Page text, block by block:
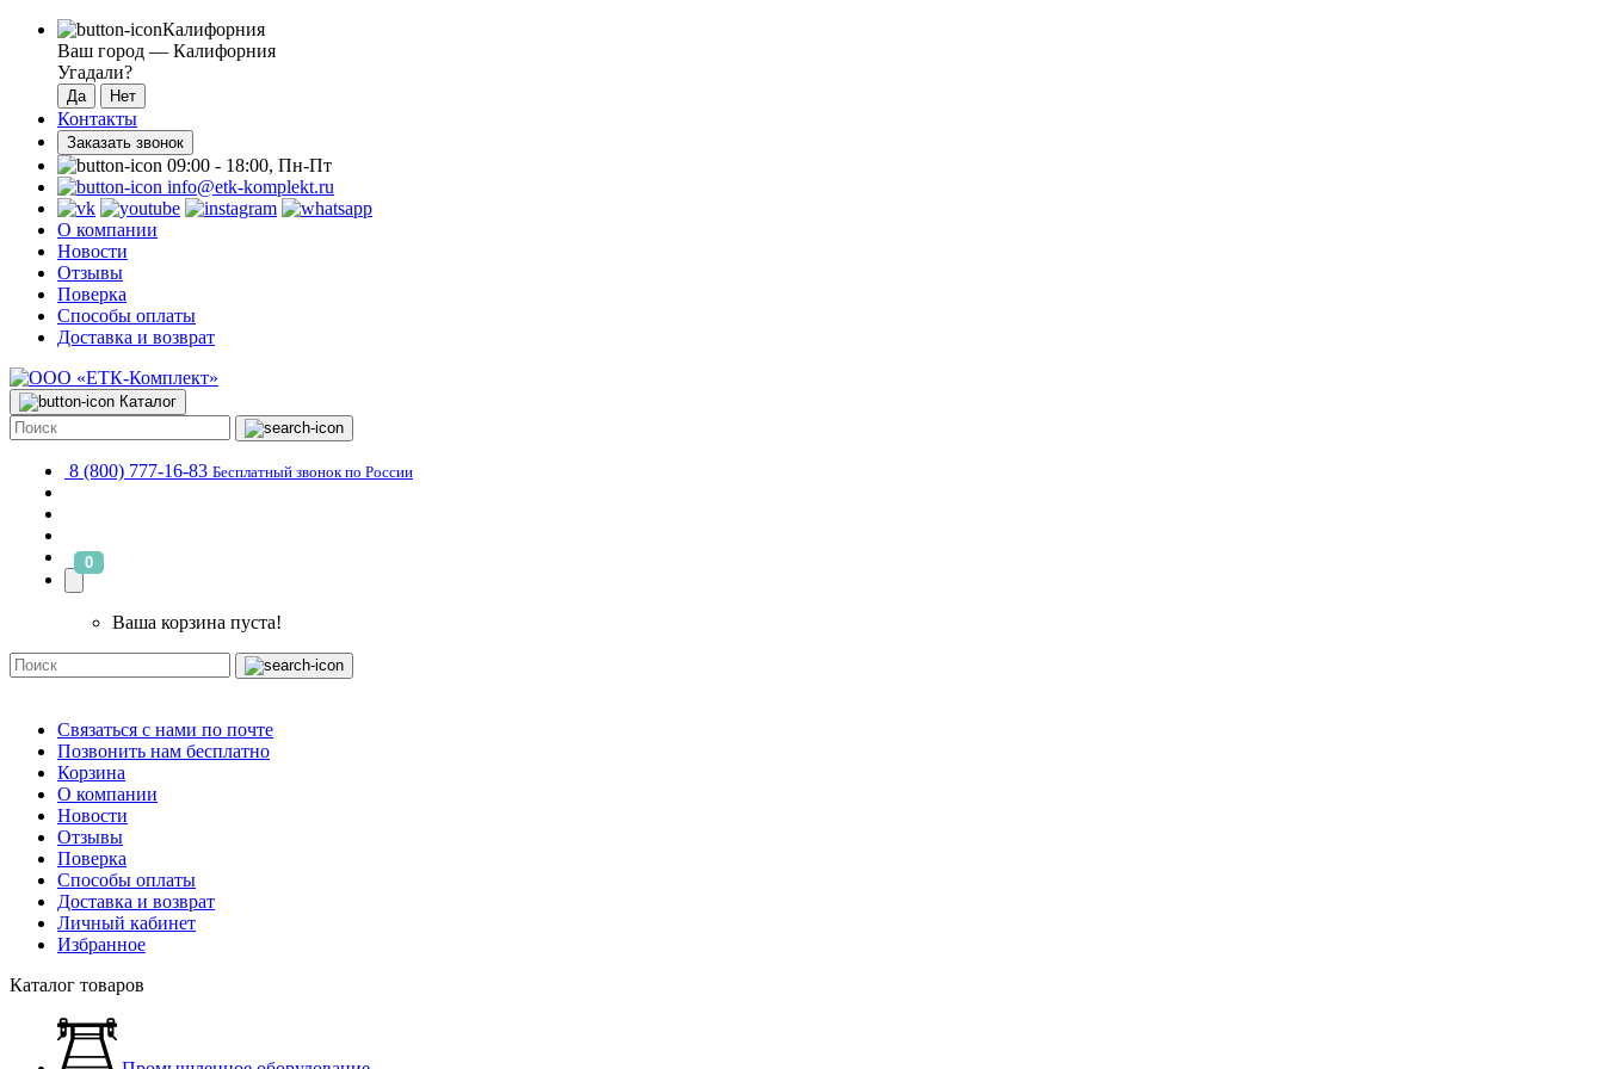
Калифорния
Ваш город — Калифорния
Угадали?
Контакты
Заказать звонок
09:00 - 18:00, Пн-Пт
info@etk-komplekt.ru
О компании
Новости
Отзывы
Поверка
Способы оплаты
Доставка и возврат
Каталог
8 (800) 777-16-83 Бесплатный звонок по России
0
Ваша корзина пуста!
Связаться с нами по почте
Позвонить нам бесплатно
Корзина
О компании
Новости
Отзывы
Поверка
Способы оплаты
Доставка и возврат
Личный кабинет
Избранное
Каталог товаров